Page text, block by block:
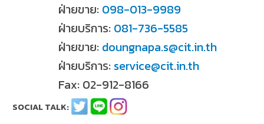
ฝ่ายขาย: 098-013-9989
ฝ่ายบริการ: 081-736-5585
ฝ่ายขาย: doungnapa.s@cit.in.th
ฝ่ายบริการ: service@cit.in.th
Fax: 02-912-8166